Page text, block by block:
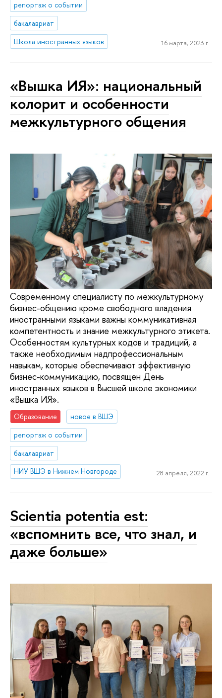
репортаж о событии
бакалавриат
Школа иностранных языков
16 марта, 2023 г.
«Вышка ИЯ»: национальный
колорит и особенности
межкультурного общения
Современному специалисту по межкультурному
бизнес-общению кроме свободного владения
иностранными языками важны коммуникативная
компетентность и знание межкультурного этикета.
Особенностям культурных кодов и традиций, а
также необходимым надпрофессиональным
навыкам, которые обеспечивают эффективную
бизнес-коммуникацию, посвящен День
иностранных языков в Высшей школе экономики
«Вышка ИЯ».
Образование
новое в ВШЭ
репортаж о событии
бакалавриат
НИУ ВШЭ в Нижнем Новгороде
28 апреля, 2022 г.
Scientia potentia est:
«вспомнить все, что знал, и
даже больше»